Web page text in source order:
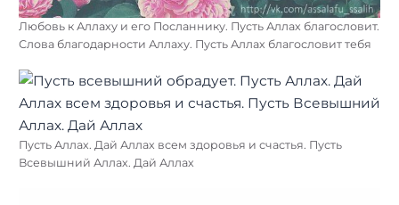
Любовь к Аллаху и его Посланнику. Пусть Аллах благословит.
Слова благодарности Аллаху. Пусть Аллах благословит тебя
Пусть Аллах. Дай Аллах всем здоровья и счастья. Пусть
Всевышний Аллах. Дай Аллах